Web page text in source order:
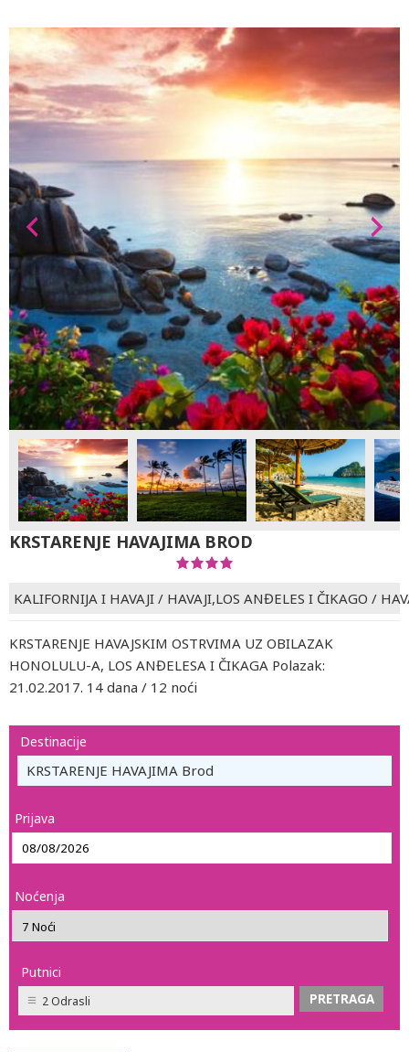
KRSTARENJE HAVAJIMA BROD
KALIFORNIJA I HAVAJI / HAVAJI,LOS ANĐELES I ČIKAGO /
KRSTARENJE HAVAJSKIM OSTRVIMA UZ OBILAZAK
HONOLULU-A, LOS ANĐELESA I ČIKAGA Polazak:
21.02.2017. 14 dana / 12 noći
Destinacije
KRSTARENJE HAVAJIMA Brod
Prijava
Noćenja
Putnici
2 Odrasli